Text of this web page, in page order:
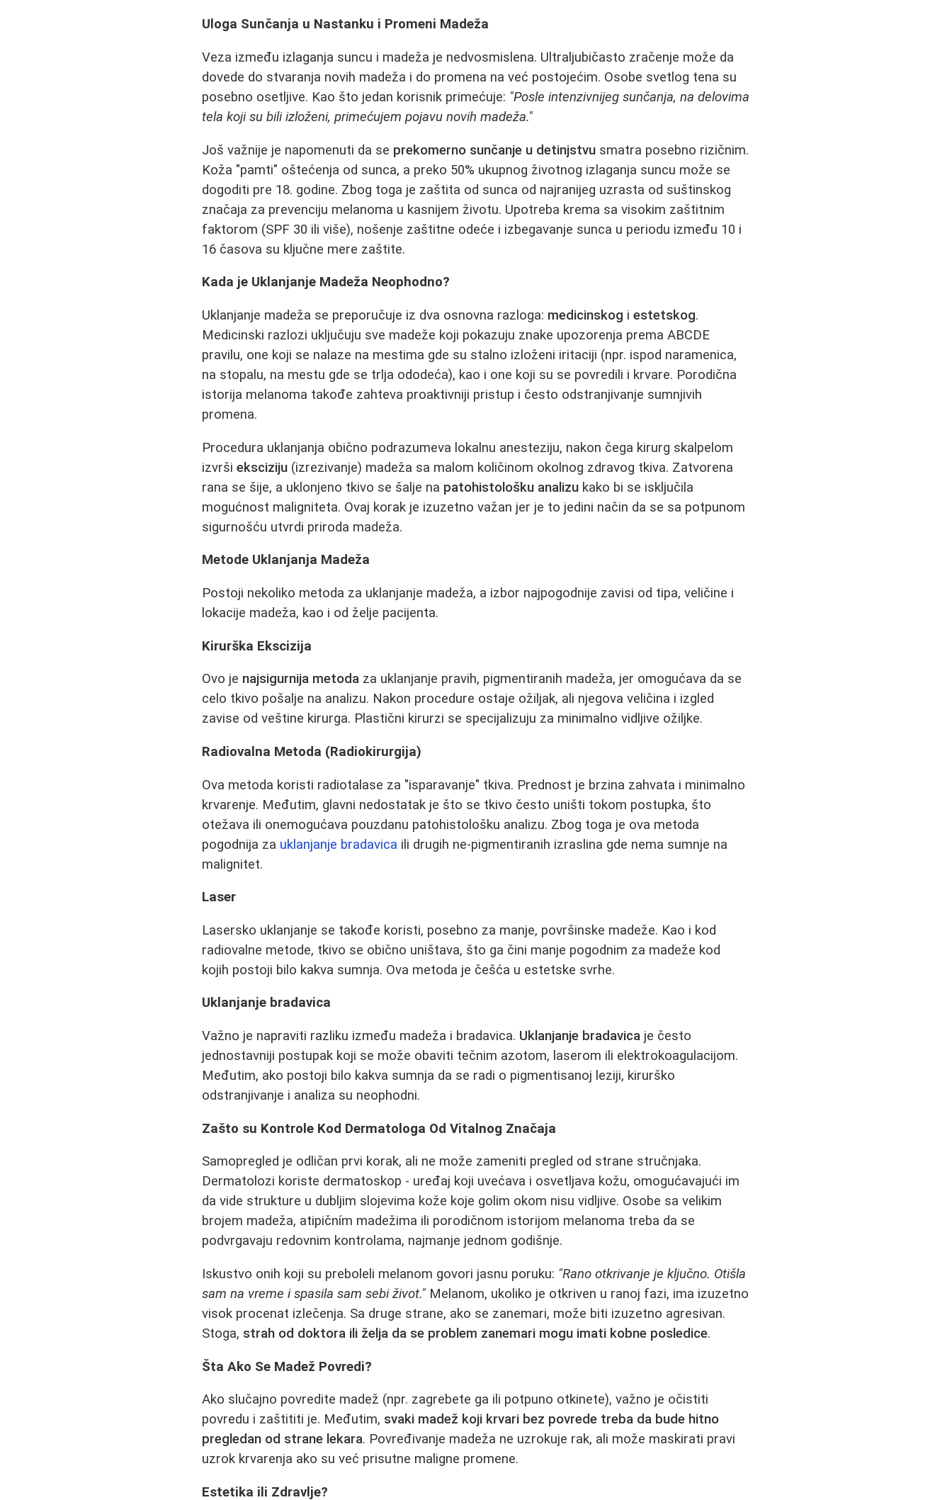
Uloga Sunčanja u Nastanku i Promeni Madeža
Veza između izlaganja suncu i madeža je nedvosmislena. Ultraljubičasto zračenje može da
dovede do stvaranja novih madeža i do promena na već postojećim. Osobe svetlog tena su
posebno osetljive. Kao što jedan korisnik primećuje: "Posle intenzivnijeg sunčanja, na delovima
tela koji su bili izloženi, primećujem pojavu novih madeža."
Još važnije je napomenuti da se prekomerno sunčanje u detinjstvu smatra posebno rizičnim.
Koža "pamti" oštećenja od sunca, a preko 50% ukupnog životnog izlaganja suncu može se
dogoditi pre 18. godine. Zbog toga je zaštita od sunca od najranijeg uzrasta od suštinskog
značaja za prevenciju melanoma u kasnijem životu. Upotreba krema sa visokim zaštitnim
faktorom (SPF 30 ili više), nošenje zaštitne odeće i izbegavanje sunca u periodu između 10 i
16 časova su ključne mere zaštite.
Kada je Uklanjanje Madeža Neophodno?
Uklanjanje madeža se preporučuje iz dva osnovna razloga: medicinskog iestetskog.
Medicinski razlozi uključuju sve madeže koji pokazuju znake upozorenja prema ABCDE
pravilu, one koji se nalaze na mestima gde su stalno izloženi iritaciji (npr. ispod naramenica,
na stopalu, na mestu gde se trlja ododeća), kao i one koji su se povredili i krvare. Porodična
istorija melanoma takođe zahteva proaktivniji pristup i često odstranjivanje sumnjivih
promena.
Procedura uklanjanja obično podrazumeva lokalnu anesteziju, nakon čega kirurg skalpelom
izvršieksciziju (izrezivanje) madeža sa malom količinom okolnog zdravog tkiva. Zatvorena
rana se šije, a uklonjeno tkivo se šalje na patohistološku analizu kako bi se isključila
mogućnost maligniteta. Ovaj korak je izuzetno važan jer je to jedini način da se sa potpunom
sigurnošću utvrdi priroda madeža.
Metode Uklanjanja Madeža
Postoji nekoliko metoda za uklanjanje madeža, a izbor najpogodnije zavisi od tipa, veličine i
lokacije madeža, kao i od želje pacijenta.
Kirurška Ekscizija
Ovo je najsigurnija metoda za uklanjanje pravih, pigmentiranih madeža, jer omogućava da se
celo tkivo pošalje na analizu. Nakon procedure ostaje ožiljak, ali njegova veličina i izgled
zavise od veštine kirurga. Plastični kirurzi se specijalizuju za minimalno vidljive ožiljke.
Radiovalna Metoda (Radiokirurgija)
Ova metoda koristi radiotalase za "isparavanje" tkiva. Prednost je brzina zahvata i minimalno
krvarenje. Međutim, glavni nedostatak je što se tkivo često uništi tokom postupka, što
otežava ili onemogućava pouzdanu patohistološku analizu. Zbog toga je ova metoda
pogodnija za uklanjanje bradavica ili drugih ne-pigmentiranih izraslina gde nema sumnje na
malignitet.
Laser
Lasersko uklanjanje se takođe koristi, posebno za manje, površinske madeže. Kao i kod
radiovalne metode, tkivo se obično uništava, što ga čini manje pogodnim za madeže kod
kojih postoji bilo kakva sumnja. Ova metoda je češća u estetske svrhe.
Uklanjanje bradavica
Važno je napraviti razliku između madeža i bradavica. Uklanjanje bradavica je često
jednostavniji postupak koji se može obaviti tečnim azotom, laserom ili elektrokoagulacijom.
Međutim, ako postoji bilo kakva sumnja da se radi o pigmentisanoj leziji, kirurško
odstranjivanje i analiza su neophodni.
Zašto su Kontrole Kod Dermatologa Od Vitalnog Značaja
Samopregled je odličan prvi korak, ali ne može zameniti pregled od strane stručnjaka.
Dermatolozi koriste dermatoskop - uređaj koji uvećava i osvetljava kožu, omogućavajući im
da vide strukture u dubljim slojevima kože koje golim okom nisu vidljive. Osobe sa velikim
brojem madeža, atipičním madežima ili porodičnom istorijom melanoma treba da se
podvrgavaju redovnim kontrolama, najmanje jednom godišnje.
Iskustvo onih koji su preboleli melanom govori jasnu poruku: "Rano otkrivanje je ključno. Otišla
sam na vreme i spasila sam sebi život." Melanom, ukoliko je otkriven u ranoj fazi, ima izuzetno
visok procenat izlečenja. Sa druge strane, ako se zanemari, može biti izuzetno agresivan.
Stoga, strah od doktora ili želja da se problem zanemari mogu imati kobne posledice.
Šta Ako Se Madež Povredi?
Ako slučajno povredite madež (npr. zagrebete ga ili potpuno otkinete), važno je očistiti
povredu i zaštititi je. Međutim, svaki madež koji krvari bez povrede treba da bude hitno
pregledan od strane lekara. Povređivanje madeža ne uzrokuje rak, ali može maskirati pravi
uzrok krvarenja ako su već prisutne maligne promene.
Estetika ili Zdravlje?